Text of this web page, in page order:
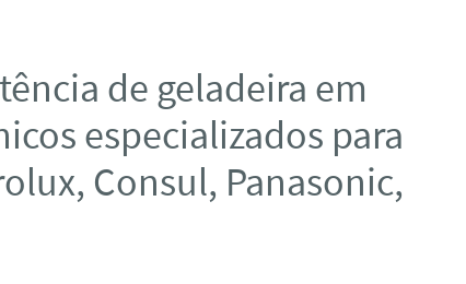
de geladeira em
especializados para
Consul, Panasonic,